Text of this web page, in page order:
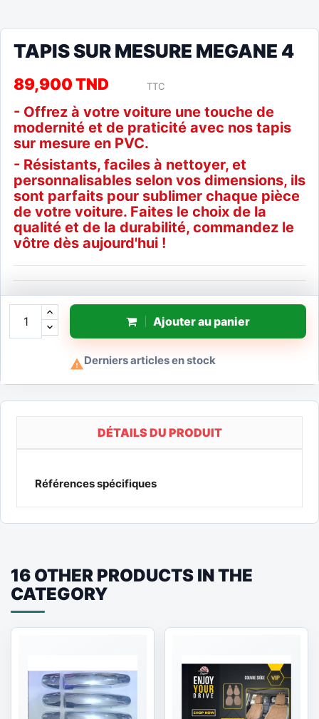
TAPIS SUR MESURE MEGANE 4
89,900 TND TTC
- Offrez à votre voiture une touche de
modernité et de praticité avec nos tapis
sur mesure en PVC.
- Résistants, faciles à nettoyer, et
personnalisables selon vos dimensions, ils
sont parfaits pour sublimer chaque pièce
de votre voiture. Faites le choix de la
qualité et de la durabilité, commandez le
vôtre dès aujourd'hui !
Ajouter au panier
Derniers articles en stock
DÉTAILS DU PRODUIT
Références spécifiques
16 OTHER PRODUCTS IN THE
CATEGORY